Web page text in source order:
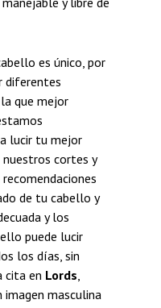
es único, por
diferentes
que mejor
lucir tu mejor
cortes y
de tu cabello y
y los
puede lucir
los días, sin
cita en Lords,
masculina